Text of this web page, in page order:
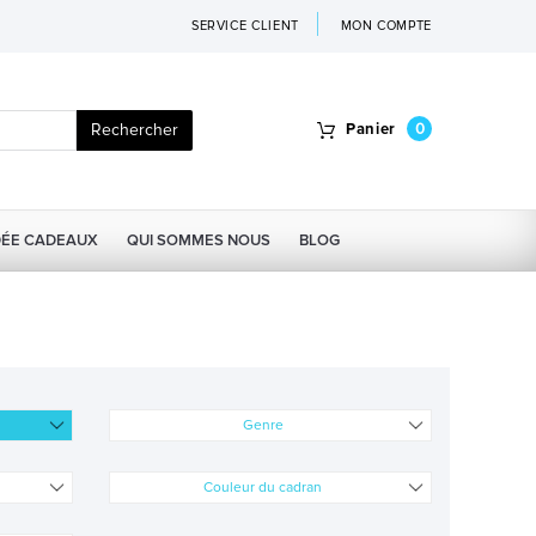
SERVICE CLIENT MON COMPTE
Rechercher Panier 0
CADEAUX QUI SOMMES NOUS BLOG
Genre
Couleur du cadran